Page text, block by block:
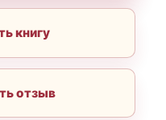
книгу
отзыв